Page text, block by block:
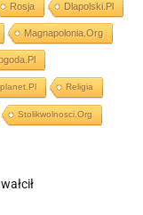
Rosja Dlapolski.pl
Magnapolonia.org
Religia
Stolikwolnosci.org